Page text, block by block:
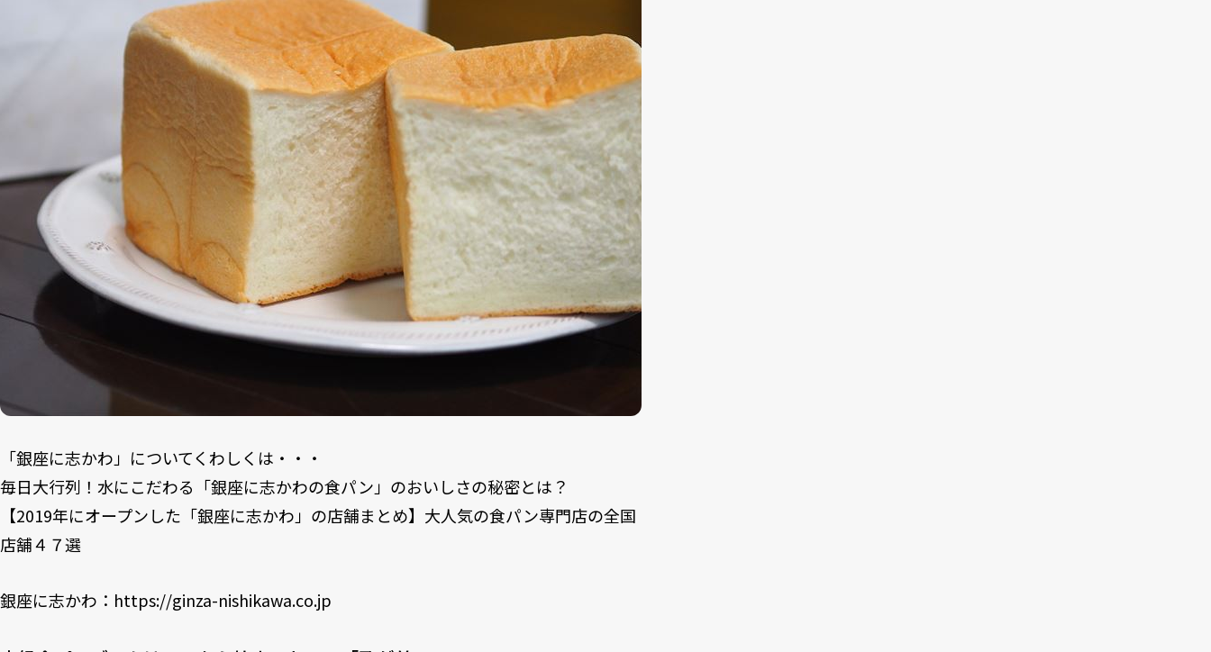
「銀座に志かわ」についてくわしくは・・・
毎日大行列！水にこだわる「銀座に志かわの食パン」のおいしさの秘密とは？
【2019年にオープンした「銀座に志かわ」の店舗まとめ】大人気の食パン専門店の全国
店舗４７選
銀座に志かわ： https://ginza-nishikawa.co.jp